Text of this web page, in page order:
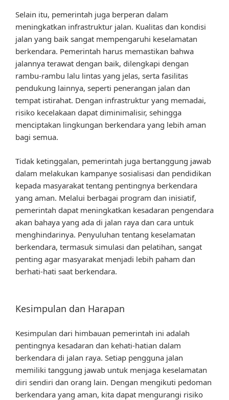
Selain itu, pemerintah juga berperan dalam
meningkatkan infrastruktur jalan. Kualitas dan kondisi
jalan yang baik sangat mempengaruhi keselamatan
berkendara. Pemerintah harus memastikan bahwa
jalannya terawat dengan baik, dilengkapi dengan
rambu-rambu lalu lintas yang jelas, serta fasilitas
pendukung lainnya, seperti penerangan jalan dan
tempat istirahat. Dengan infrastruktur yang memadai,
risiko kecelakaan dapat diminimalisir, sehingga
menciptakan lingkungan berkendara yang lebih aman
bagi semua.
Tidak ketinggalan, pemerintah juga bertanggung jawab
dalam melakukan kampanye sosialisasi dan pendidikan
kepada masyarakat tentang pentingnya berkendara
yang aman. Melalui berbagai program dan inisiatif,
pemerintah dapat meningkatkan kesadaran pengendara
akan bahaya yang ada di jalan raya dan cara untuk
menghindarinya. Penyuluhan tentang keselamatan
berkendara, termasuk simulasi dan pelatihan, sangat
penting agar masyarakat menjadi lebih paham dan
berhati-hati saat berkendara.
Kesimpulan dan Harapan
Kesimpulan dari himbauan pemerintah ini adalah
pentingnya kesadaran dan kehati-hatian dalam
berkendara di jalan raya. Setiap pengguna jalan
memiliki tanggung jawab untuk menjaga keselamatan
diri sendiri dan orang lain. Dengan mengikuti pedoman
berkendara yang aman, kita dapat mengurangi risiko